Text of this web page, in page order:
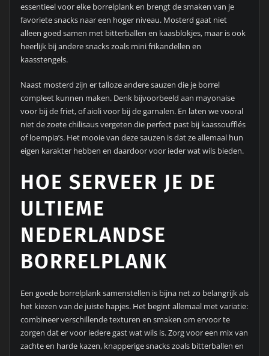
essentieel voor elke borrelplank en brengt de smaken van je
favoriete snacks naar een hoger niveau. Mosterd gaat niet
alleen goed samen met bitterballen en kaasblokjes, maar is ook
heerlijk bij andere snacks zoals mini frikandellen en
kaasstengels.
Naast mosterd zijn er talloze andere sauzen die je borrel
compleet kunnen maken. Denk bijvoorbeeld aan mayonaise
voor bij de friet, of aioli voor bij de garnalen. En laten we vooral
niet de zoete chilisaus vergeten die perfect past bij kaassoufflés
of loempia’s. Het mooie van deze sauzen is dat ze allemaal hun
eigen karakter hebben en daardoor voor ieder wat wils bieden.
HOE SERVEER JE DE
ULTIEME
NEDERLANDSE
BORRELPLANK
Een goede borrelplank samenstellen is bijna net zo belangrijk als
het kiezen van de juiste hapjes. Het begint allemaal met variatie:
combineer verschillende texturen en smaken om ervoor te
zorgen dat er voor iedere gast wat wils is. Zorg voor een mix van
zachte en harde kazen, knapperige snacks zoals bitterballen en